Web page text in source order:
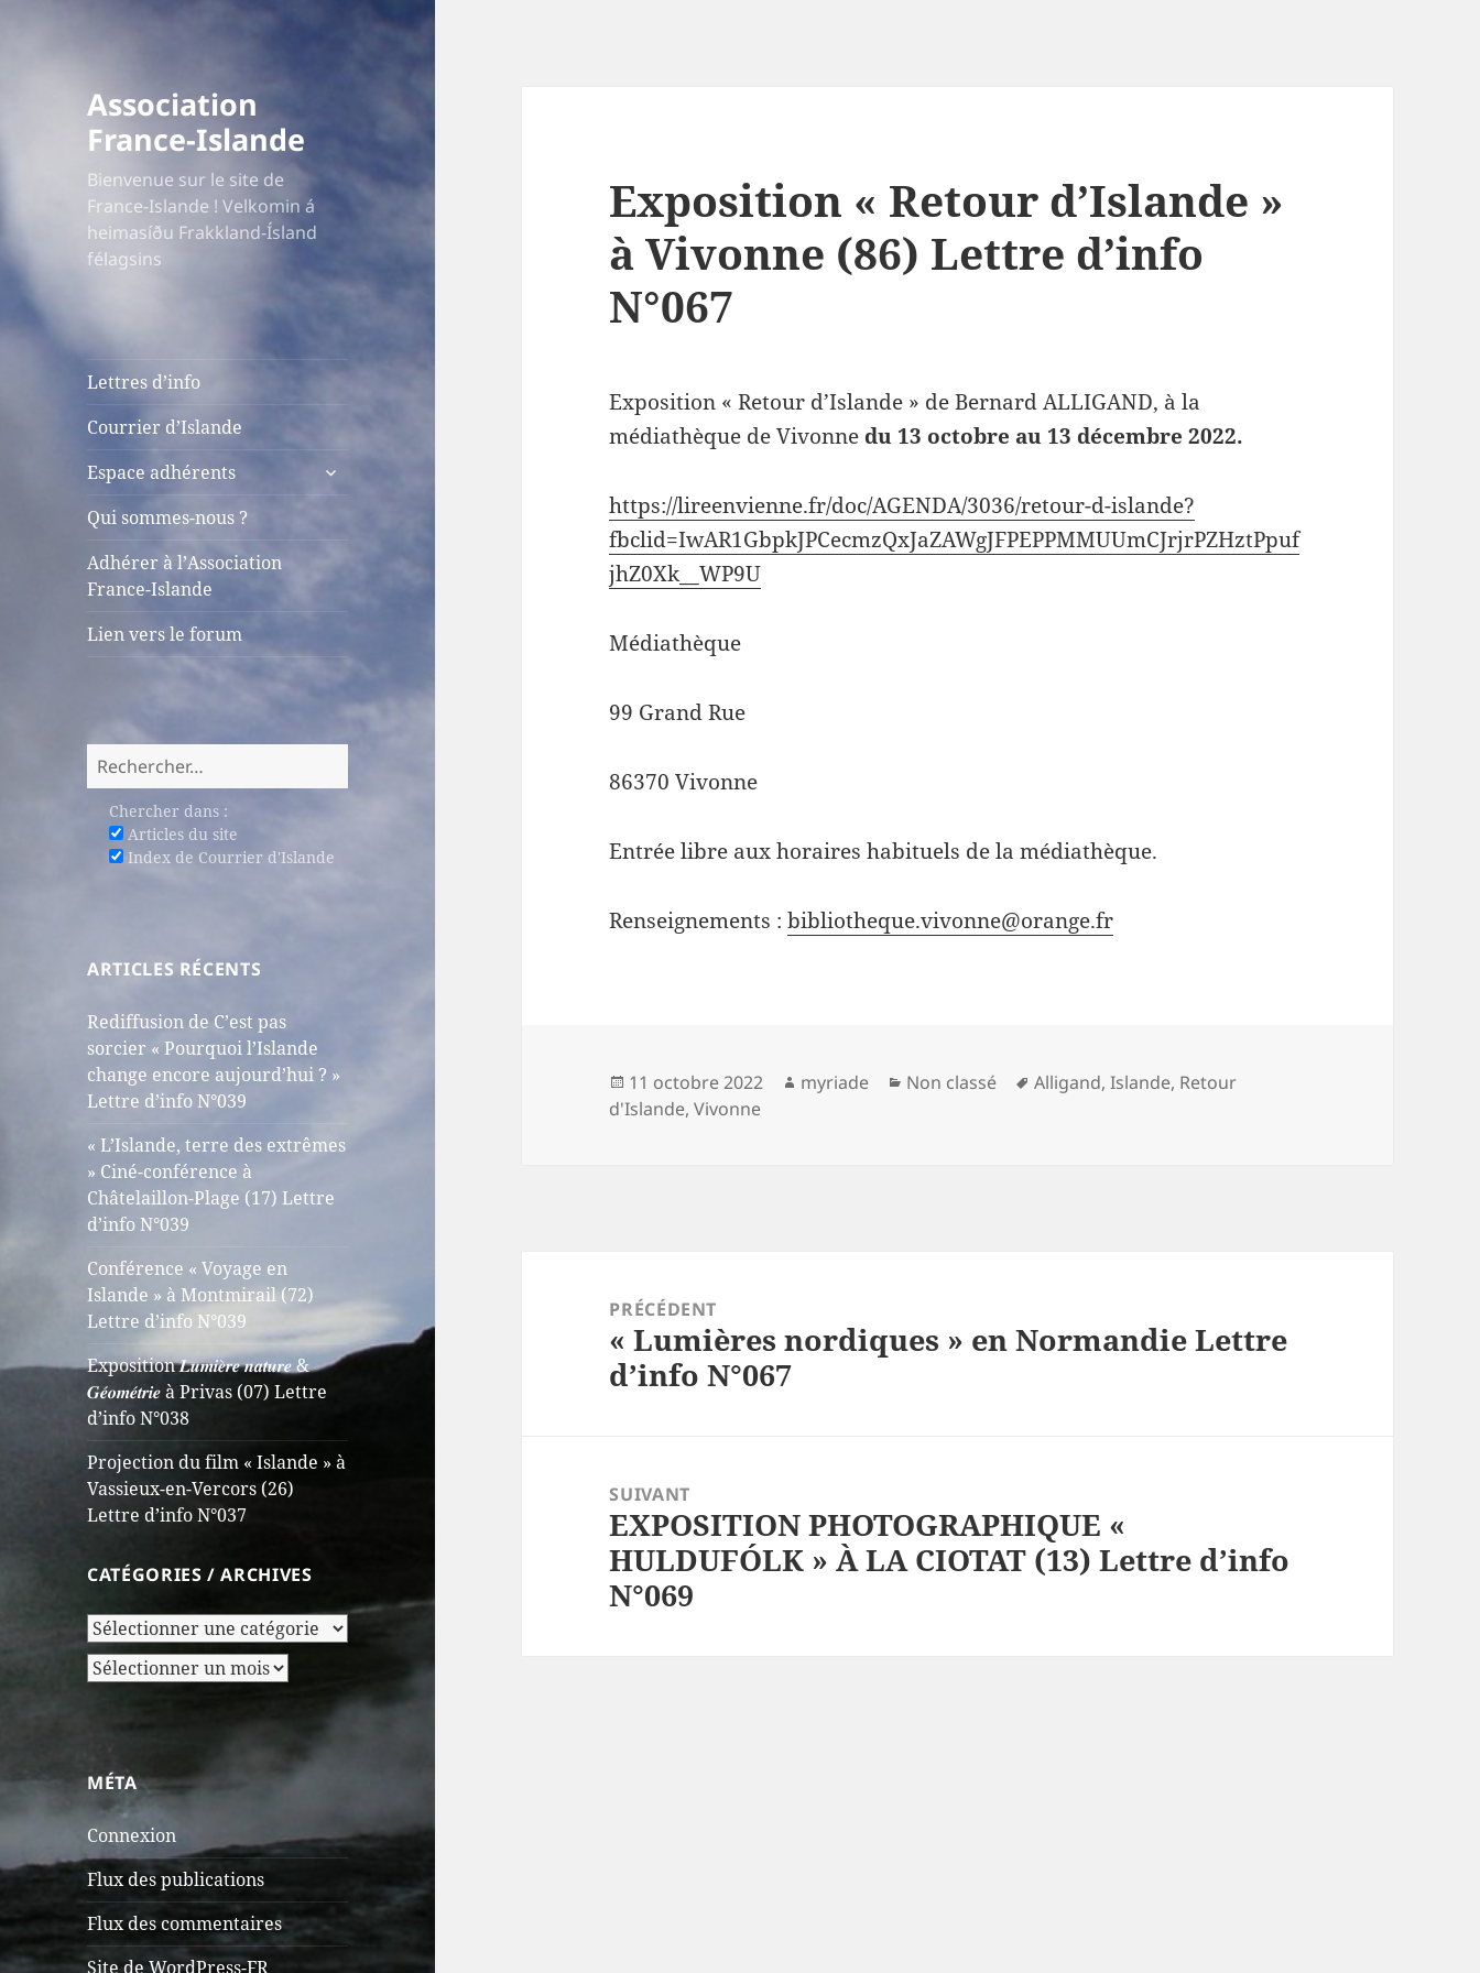
Association
France-Islande
Bienvenue sur le site de
France-Islande ! Velkomin á
heimasíðu Frakkland-Ísland
félagsins
Lettres d’info
Courrier d’Islande
Espace adhérents
ouvrir
menu
Qui sommes-nous ?
Adhérer à l’Association
France-Islande
Lien vers le forum
Rechercher :
Chercher dans :
Articles du site
Index de Courrier d'Islande
ARTICLES RÉCENTS
Rediffusion de C’est pas
sorcier « Pourquoi l’Islande
change encore aujourd’hui ? »
Lettre d’info N°039
« L’Islande, terre des extrêmes
» Ciné-conférence à
Châtelaillon-Plage (17) Lettre
d’info N°039
Conférence « Voyage en
Islande » à Montmirail (72)
Lettre d’info N°039
Exposition 𝑳𝒖𝒎𝒊𝒆̀𝒓𝒆 𝒏𝒂𝒕𝒖𝒓𝒆 &
𝑮𝒆́𝒐𝒎𝒆́𝒕𝒓𝒊𝒆 à Privas (07) Lettre
d’info N°038
Projection du film « Islande » à
Vassieux-en-Vercors (26)
Lettre d’info N°037
CATÉGORIES / ARCHIVES
Catégories
/
Archives
Archives
MÉTA
Connexion
Flux des publications
Flux des commentaires
Site de WordPress-FR
Exposition « Retour d’Islande »
à Vivonne (86) Lettre d’info
N°067
Exposition « Retour d’Islande » de Bernard ALLIGAND, à la
médiathèque de Vivonne du 13 octobre au 13 décembre 2022.
https://lireenvienne.fr/doc/AGENDA/3036/retour-d-islande?
fbclid=IwAR1GbpkJPCecmzQxJaZAWgJFPEPPMMUUmCJrjrPZHztPpuf
jhZ0Xk__WP9U
Médiathèque
99 Grand Rue
86370 Vivonne
Entrée libre aux horaires habituels de la médiathèque.
Renseignements :bibliotheque.vivonne@orange.fr
Publié
le
11 octobre 2022 Auteur
myriade Catégories
Non classé
Mots-
Alligand,Islande, Retour
d'Islande,Vivonne
PRÉCÉDENT
Article
précédent :
« Lumières nordiques » en Normandie Lettre
d’info N°067
SUIVANT
Article
suivant :
EXPOSITION PHOTOGRAPHIQUE «
HULDUFÓLK » À LA CIOTAT (13) Lettre d’info
N°069